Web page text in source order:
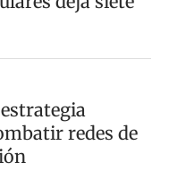
redes de